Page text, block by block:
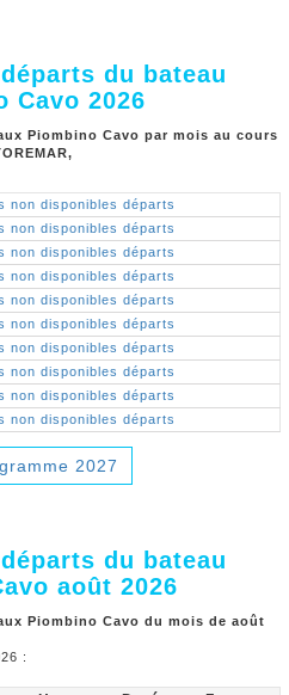
du bateau
Cavo 2026
Piombino Cavo par mois au cours
non disponibles départs
non disponibles départs
non disponibles départs
non disponibles départs
non disponibles départs
non disponibles départs
non disponibles départs
non disponibles départs
non disponibles départs
non disponibles départs
2027
du bateau
août 2026
Piombino Cavo du mois de août
: